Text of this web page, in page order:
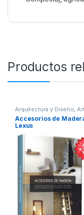
Productos
Arquitectura y Diseño,
y Afines Decoración y
Diseño,Interes General,
Profesionales y tecnicos
Accesorios de
Lexus